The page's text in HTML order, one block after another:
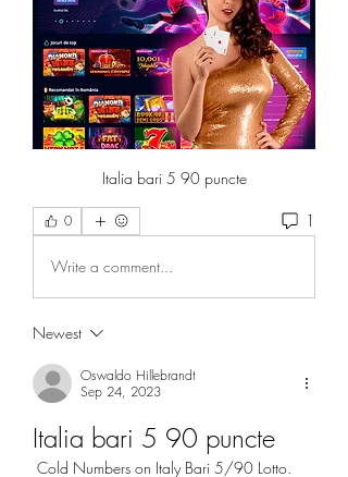
Italia bari 5 90 puncte
0 1
Write a comment...
Newest
Oswaldo Hillebrandt
Sep 24, 2023
Italia bari 5 90 puncte